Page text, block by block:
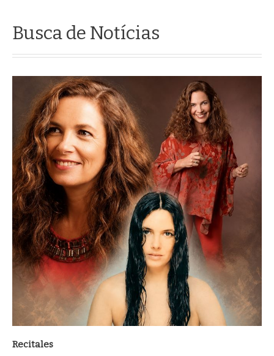
Busca de Notícias
Recitales